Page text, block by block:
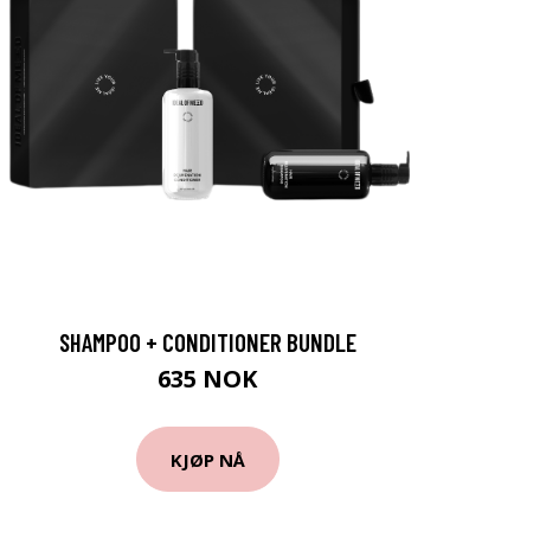
SHAMPOO + CONDITIONER BUNDLE
635 NOK
KJØP NÅ